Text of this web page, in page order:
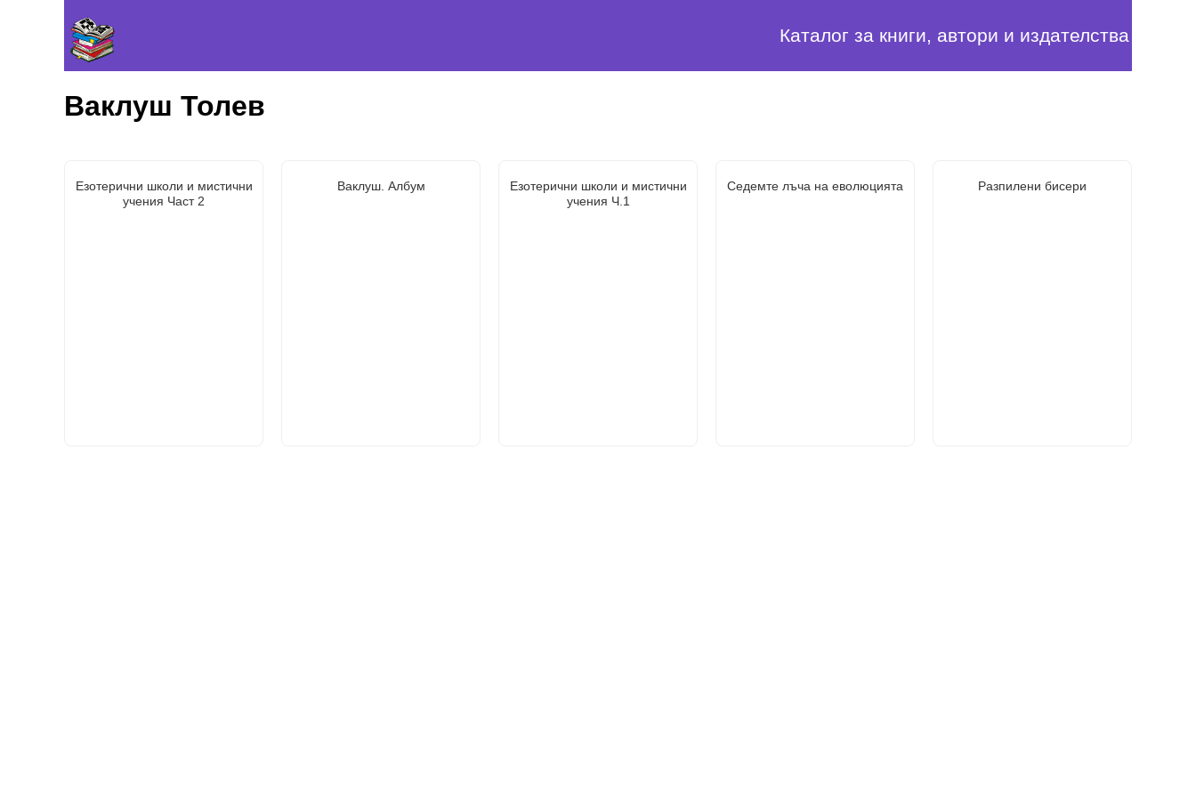
Каталог за книги, автори и издателства
Ваклуш Толев
Езотерични школи и мистични
учения Част 2
Ваклуш. Албум
Езотерични школи и мистични
учения Ч.1
Седемте лъча на еволюцията Разпилени бисери